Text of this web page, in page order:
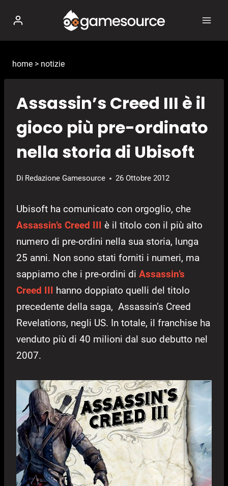
contenuto
home > notizie
Assassin’s Creed III è il
gioco più pre-ordinato
nella storia di Ubisoft
Di Redazione Gamesource 26 Ottobre 2012
Ubisoft ha comunicato con orgoglio, che
Assassin’s Creed III è il titolo con il più alto
numero di pre-ordini nella sua storia, lunga
25 anni. Non sono stati forniti i numeri, ma
sappiamo che i pre-ordini di Assassin’s
Creed III hanno doppiato quelli del titolo
precedente della saga, Assassin’s Creed
Revelations, negli US. In totale, il franchise ha
venduto più di 40 milioni dal suo debutto nel
2007.